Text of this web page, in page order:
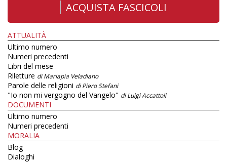
ACQUISTA FASCICOLI
ATTUALITÀ
Ultimo numero
Numeri precedenti
Libri del mese
Riletture di Mariapia Veladiano
Parole delle religioni di Piero Stefani
"Io non mi vergogno del Vangelo" di Luigi Accattoli
DOCUMENTI
Ultimo numero
Numeri precedenti
MORALIA
Blog
Dialoghi